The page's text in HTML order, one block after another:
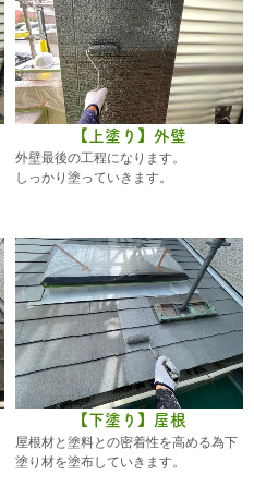
【上塗り】外壁
外壁最後の工程になります。
しっかり塗っていきます。
【下塗り】屋根
屋根材と塗料との密着性を高める為下
塗り材を塗布していきます。